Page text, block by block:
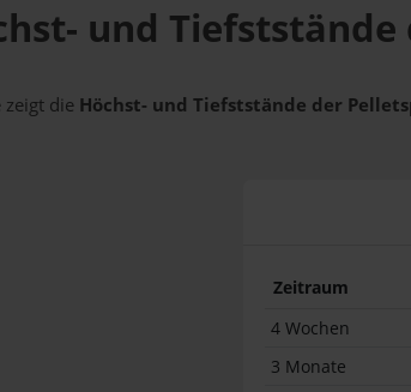
und
zeigt die Höchst- und Tiefststände der
Zeitraum
4 Wochen
3 Monate